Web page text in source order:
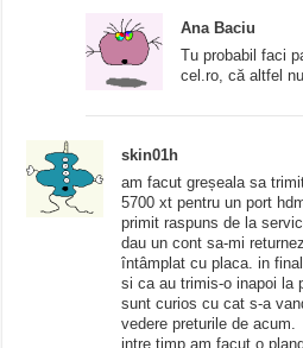
Ana Baciu
Tu probabil faci
cel.ro, că altfel
skin01h
am facut greșeala sa
5700 xt pentru un port
primit raspuns de la
dau un cont sa-mi
întâmplat cu placa. in
si ca au trimis-o inapoi la
sunt curios cu cat s-a
vedere preturile de acum.
intre timp am facut o